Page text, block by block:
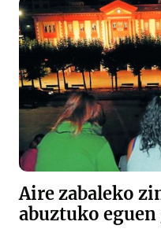
Aire zabaleko
abuztuko